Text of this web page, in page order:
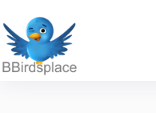
naar
de
inhoud